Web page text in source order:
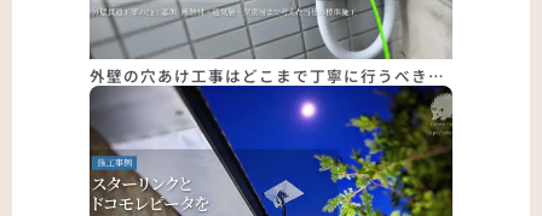
外壁の穴あけ工事はどこまで丁寧に行うべき…